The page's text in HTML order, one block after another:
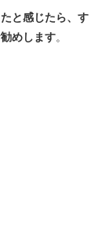
と感じたら、す
めします。